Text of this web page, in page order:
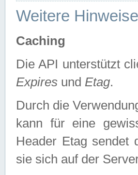
Weitere Hinweise
Caching
Die API unterstützt
Expires und Etag.
Durch die
kann für eine
Header Etag sendet
sie sich auf der